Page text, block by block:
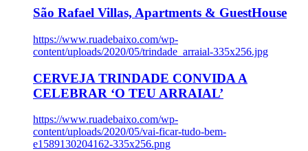
São Rafael Villas, Apartments & GuestHouse
https://www.ruadebaixo.com/wp-
content/uploads/2020/05/trindade_arraial-335x256.jpg
CERVEJA TRINDADE CONVIDA A
CELEBRAR ‘O TEU ARRAIAL’
https://www.ruadebaixo.com/wp-
content/uploads/2020/05/vai-ficar-tudo-bem-
e1589130204162-335x256.png